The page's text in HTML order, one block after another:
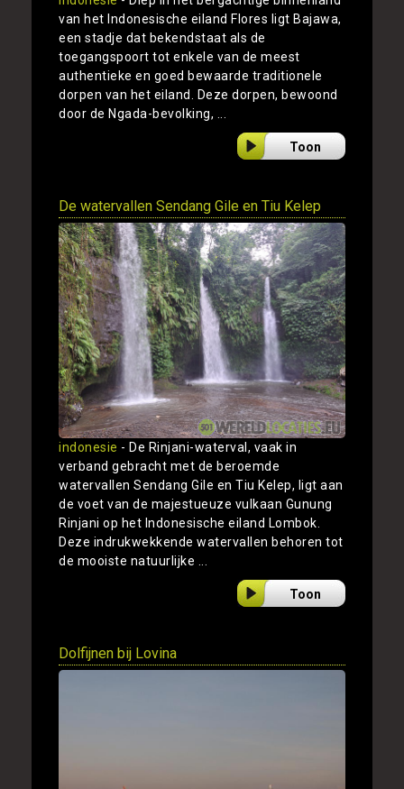
van het Indonesische eiland Flores ligt Bajawa,
een stadje dat bekendstaat als de
toegangspoort tot enkele van de meest
authentieke en goed bewaarde traditionele
dorpen van het eiland. Deze dorpen, bewoond
door de Ngada-bevolking, ...
Toon
De watervallen Sendang Gile en Tiu Kelep
indonesie - De Rinjani-waterval, vaak in
verband gebracht met de beroemde
watervallen Sendang Gile en Tiu Kelep, ligt aan
de voet van de majestueuze vulkaan Gunung
Rinjani op het Indonesische eiland Lombok.
Deze indrukwekkende watervallen behoren tot
de mooiste natuurlijke ...
Toon
Dolfijnen bij Lovina